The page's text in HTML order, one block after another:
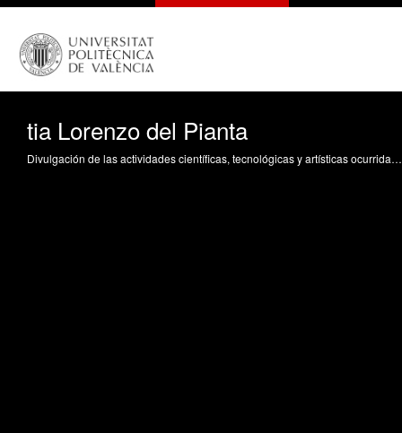
tia Lorenzo del Pianta
Divulgación de las actividades científicas, tecnológicas y artísticas ocurridas en los tres campus de la UPV